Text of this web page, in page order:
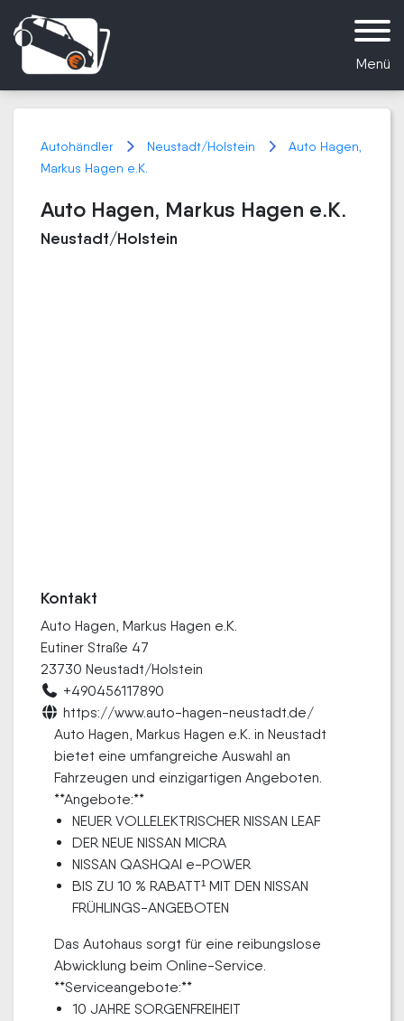
Menü
Autohändler Neustadt/Holstein
Auto Hagen,
Markus Hagen e.K.
Auto Hagen, Markus Hagen e.K.
Neustadt/Holstein
Kontakt
Auto Hagen, Markus Hagen e.K.
Eutiner Straße 47
23730 Neustadt/Holstein
+490456117890
https://www.auto-hagen-neustadt.de/
Auto Hagen, Markus Hagen e.K. in Neustadt
bietet eine umfangreiche Auswahl an
Fahrzeugen und einzigartigen Angeboten.
**Angebote:**
NEUER VOLLELEKTRISCHER NISSAN LEAF
DER NEUE NISSAN MICRA
NISSAN QASHQAI e-POWER
BIS ZU 10 % RABATT¹ MIT DEN NISSAN
FRÜHLINGS-ANGEBOTEN
Das Autohaus sorgt für eine reibungslose
Abwicklung beim Online-Service.
**Serviceangebote:**
10 JAHRE SORGENFREIHEIT